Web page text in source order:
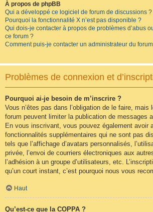
À propos de phpBB
Qui a développé ce logiciel de forum de discussions ?
Pourquoi la fonctionnalité X n’est pas disponible ?
Qui dois-je contacter à propos de problèmes d’abus
ce forum ?
Comment puis-je contacter un administrateur du
Problèmes de connexion et
Pourquoi ai-je besoin de m’inscrire ?
Vous n’êtes pas dans l’obligation de le faire,
forum peuvent limiter la publication de messages
En vous inscrivant, vous pouvez également avoir
fonctionnalités supplémentaires qui ne sont pas
tels que l’affichage d’avatars personnalisés,
privée, l’envoi de courriers électroniques aux
l’adhésion à un groupe d’utilisateurs, etc.
qu’un court instant, c’est pourquoi nous vous
Haut
Qu’est-ce que la COPPA ?